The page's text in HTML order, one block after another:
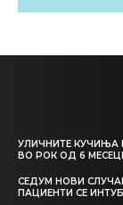
УЛИЧНИТЕ КУЧИЊА
ВО РОК ОД 6
СЕДУМ НОВИ
ПАЦИЕНТИ СЕ